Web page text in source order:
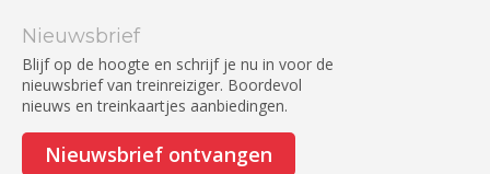
Nieuwsbrief
Blijf op de hoogte en schrijf je nu in voor de
nieuwsbrief van treinreiziger. Boordevol
nieuws en treinkaartjes aanbiedingen.
Nieuwsbrief ontvangen